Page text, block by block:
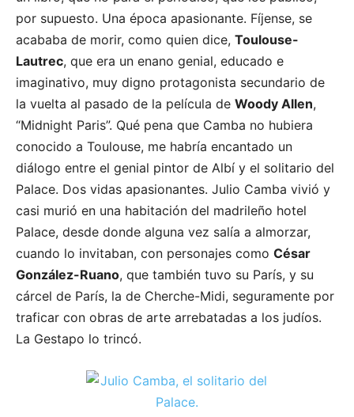
por supuesto. Una época apasionante. Fíjense, se
acababa de morir, como quien dice, Toulouse-
Lautrec, que era un enano genial, educado e
imaginativo, muy digno protagonista secundario de
la vuelta al pasado de la película de Woody Allen,
“Midnight Paris”. Qué pena que Camba no hubiera
conocido a Toulouse, me habría encantado un
diálogo entre el genial pintor de Albí y el solitario del
Palace. Dos vidas apasionantes. Julio Camba vivió y
casi murió en una habitación del madrileño hotel
Palace, desde donde alguna vez salía a almorzar,
cuando lo invitaban, con personajes como César
González-Ruano, que también tuvo su París, y su
cárcel de París, la de Cherche-Midi, seguramente por
traficar con obras de arte arrebatadas a los judíos.
La Gestapo lo trincó.